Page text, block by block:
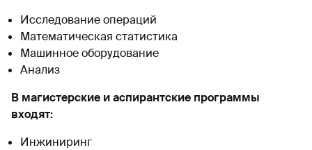
Исследование операций
Математическая статистика
Машинное оборудование
Анализ
В магистерские и аспирантские программы
входят:
Инжиниринг